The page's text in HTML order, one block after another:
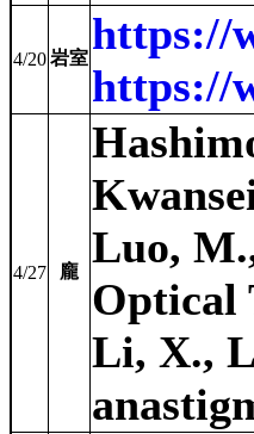
4/20岩室 https://
https://
4/27 龐
Luo,
Optical
Li, X.,